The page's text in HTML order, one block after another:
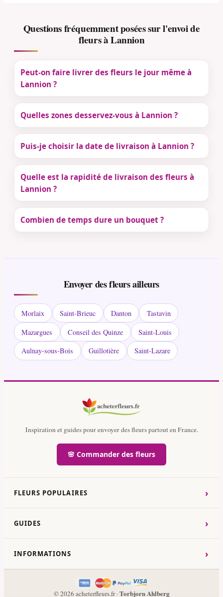
Questions fréquemment posées sur l'envoi de
fleurs à Lannion
Peut-on faire livrer des fleurs le jour même à
Lannion ?
Quelles zones desservez-vous à Lannion ?
Puis-je choisir la date de livraison à Lannion ?
Quelle est la rapidité de livraison des fleurs à
Lannion ?
Combien de temps dure un bouquet ?
Envoyer des fleurs ailleurs
Morlaix Saint-Brieuc Danton
Tastavin
Mazargues
Conseil des Quinze
Saint-Louis
Aulnay-sous-Bois
Guillotière Saint-Lazare
Inspiration et guides pour envoyer des fleurs partout en France.
🌸 Commander des fleurs
FLEURS POPULAIRES ›
GUIDES ›
INFORMATIONS ›
© 2026 acheterfleurs.fr ·Torbjorn Ahlberg